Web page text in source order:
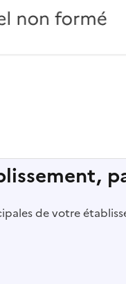
de votre